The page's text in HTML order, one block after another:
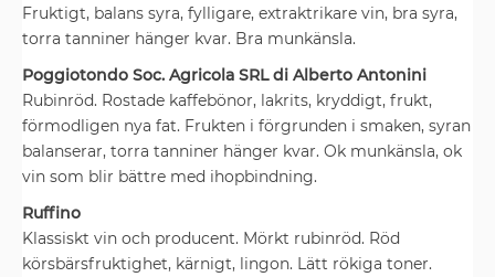
Fruktigt, balans syra, fylligare, extraktrikare vin, bra syra,
torra tanniner hänger kvar. Bra munkänsla.
Poggiotondo Soc. Agricola SRL di Alberto Antonini
Rubinröd. Rostade kaffebönor, lakrits, kryddigt, frukt,
förmodligen nya fat. Frukten i förgrunden i smaken, syran
balanserar, torra tanniner hänger kvar. Ok munkänsla, ok
vin som blir bättre med ihopbindning.
Ruffino
Klassiskt vin och producent. Mörkt rubinröd. Röd
körsbärsfruktighet, kärnigt, lingon. Lätt rökiga toner.